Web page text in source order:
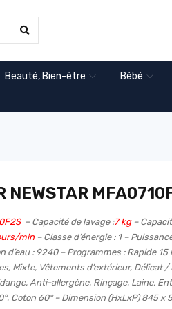
Beauté, Bien-être
Bébé
NEWSTAR
– Capacité de lavage :7 kg–
min – Classe d’énergie : 1 –
d’eau : 9240 – Programmes : Rapide
Mixte, Vêtements d’extérieur, Délicat /
Anti-allergène, Rinçage, Laine,
Coton 60° – Dimension (HxLxP) 845 x